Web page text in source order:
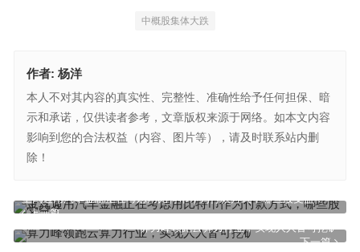
中概股集体大跌
作者: 杨洋
本人不对其内容的真实性、完整性、准确性给予任何担保、暗
示和承诺，仅供读者参考，文章版权来源于网络。如本文内容
影响到您的合法权益（内容、图片等），请及时联系站内删
除！
上一篇
上汽通用汽车金融正在考虑用比特币作为付款方式，哪些股受益？
下一篇
算力峰领跑云算力行业，实现人人皆可挖矿